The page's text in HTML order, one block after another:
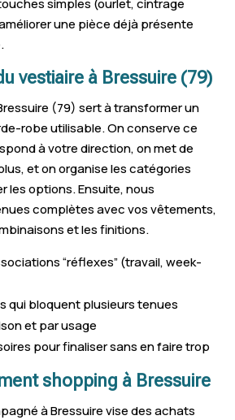
simples (ourlet, cintrage
une pièce déjà présente
vestiaire à Bressuire (79)
(79) sert à transformer un
robe utilisable. On conserve ce
à votre direction, on met de
et on organise les catégories
les options. Ensuite, nous
complètes avec vos vêtements,
et les finitions.
“réflexes” (travail, week-
qui bloquent plusieurs tenues
et par usage
pour finaliser sans en faire trop
shopping à Bressuire
à Bressuire vise des achats